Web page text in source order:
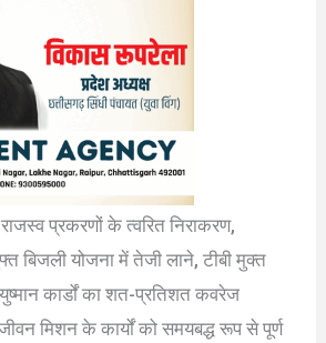
प्रकरणों के त्वरित निराकरण,
बिजली योजना में तेजी लाने, टीबी मुक्त
कार्डों का शत-प्रतिशत कवरेज
मिशन के कार्यों को समयबद्ध रूप से पूर्ण